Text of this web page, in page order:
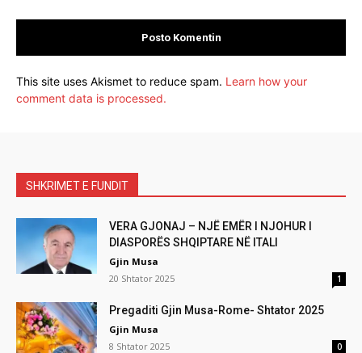
This site uses Akismet to reduce spam. Learn how your
comment data is processed.
SHKRIMET E FUNDIT
VERA GJONAJ – NJË EMËR I NJOHUR I
DIASPORËS SHQIPTARE NË ITALI
Gjin Musa
20 Shtator 2025
1
Pregaditi Gjin Musa-Rome- Shtator 2025
Gjin Musa
8 Shtator 2025
0